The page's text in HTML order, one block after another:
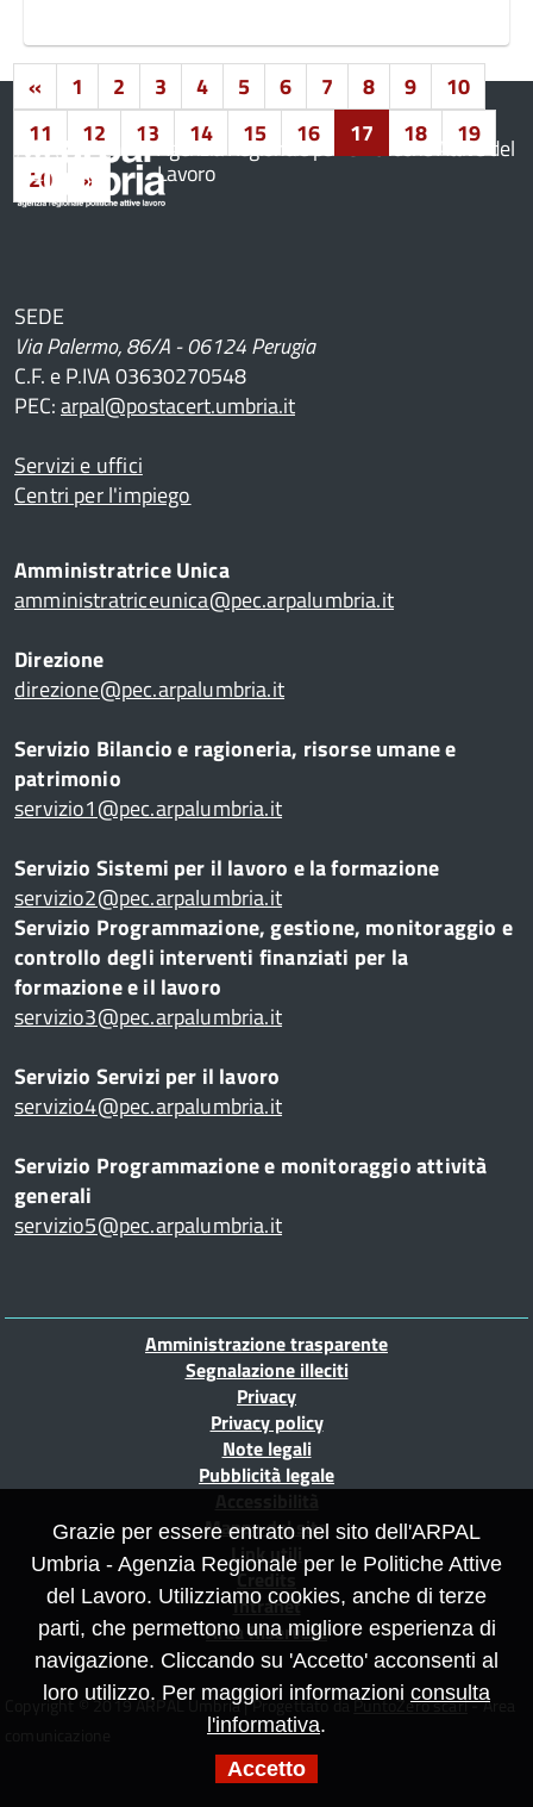
« 1 2 3 4 5 6 7 8 9
10
11
12 13 14 15 16 17 18
19
20
»
Agenzia Regionale per le Politiche Attive del
Lavoro
SEDE
Via Palermo, 86/A - 06124 Perugia
C.F. e P.IVA 03630270548
PEC:arpal@postacert.umbria.it
Servizi e uffici
Centri per l'impiego
Amministratrice Unica
amministratriceunica@pec.arpalumbria.it
Direzione
direzione@pec.arpalumbria.it
Servizio Bilancio e ragioneria, risorse umane e
patrimonio
servizio1@pec.arpalumbria.it
Servizio Sistemi per il lavoro e la formazione
servizio2@pec.arpalumbria.it
Servizio Programmazione, gestione, monitoraggio e
controllo degli interventi finanziati per la
formazione e il lavoro
servizio3@pec.arpalumbria.it
Servizio Servizi per il lavoro
servizio4@pec.arpalumbria.it
Servizio Programmazione e monitoraggio attività
generali
servizio5@pec.arpalumbria.it
Piè
Amministrazione trasparente
Segnalazione illeciti
Privacy
Privacy policy
Note legali
Pubblicità legale
Mappa del sito
Link utili
Credits
Intranet
Area Riservata
Copyright © 2019 ARPAL Umbria | Progettato daPuntoZero scarl- Area
Grazie per essere entrato nel sito dell'ARPAL
Umbria - Agenzia Regionale per le Politiche Attive
del Lavoro. Utilizziamo cookies, anche di terze
parti, che permettono una migliore esperienza di
navigazione. Cliccando su 'Accetto' acconsenti al
loro utilizzo. Per maggiori informazioni consulta
l'informativa.
Accetto